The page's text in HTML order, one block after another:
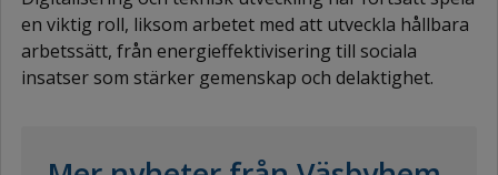
en viktig roll, liksom arbetet med att utveckla hållbara
arbetssätt, från energieffektivisering till sociala
insatser som stärker gemenskap och delaktighet.